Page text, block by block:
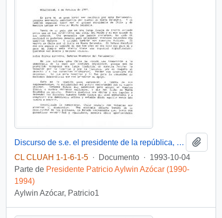
Discurso de s.e. el presidente de la república, d. Patricio Aylwin Azócar, en cena primer ministro de nueva Zelanda
CL CLUAH 1-1-6-1-5 · Documento · 1993-10-04
Parte de Presidente Patricio Aylwin Azócar (1990-
1994)
Aylwin Azócar, Patricio1